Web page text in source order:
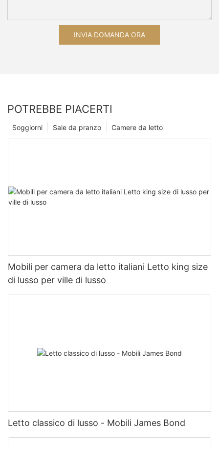
INVIA DOMANDA ORA
POTREBBE PIACERTI
Camere da letto
Sale da pranzo
Soggiorni
Mobili per camera da letto italiani Letto king size
di lusso per ville di lusso
Letto classico di lusso - Mobili James Bond